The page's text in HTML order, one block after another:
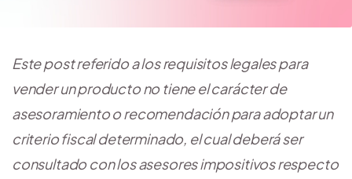
Este post referido a los requisitos legales para
vender un producto no tiene el carácter de
asesoramiento o recomendación para adoptar un
criterio fiscal determinado, el cual deberá ser
consultado con los asesores impositivos respecto